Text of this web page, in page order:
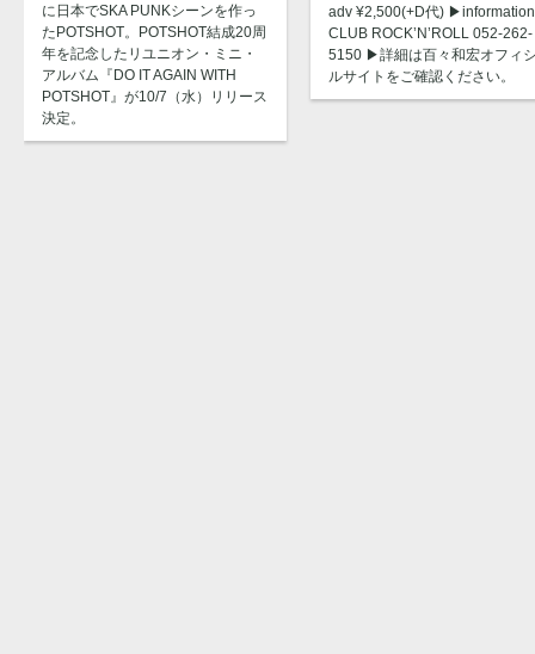
に日本でSKA PUNKシーンを作っ
たPOTSHOT。POTSHOT結成20周
年を記念したリユニオン・ミニ・
アルバム『DO IT AGAIN WITH
POTSHOT』が10/7（水）リリース
決定。
adv ¥2,500(+D代)
CLUB ROCK’N’ROLL 052-262-
5150 ▶︎詳細は百々和宏オフィ
ルサイトをご確認ください。